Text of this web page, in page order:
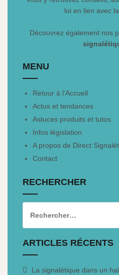
loi en lien avec
Découvrez également nos
MENU
Retour à l'Accueil
Actus et tendances
Astuces produits et tutos
Infos législation
A propos de Direct
Contact
RECHERCHER
ARTICLES RÉCENTS
La signalétique dans un